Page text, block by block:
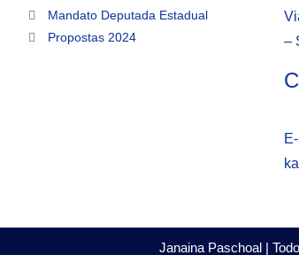
Mandato Deputada Estadual
Propostas 2024
–
Janaina Paschoal |